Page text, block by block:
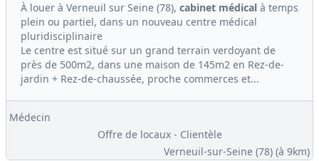
À louer à Verneuil sur Seine (78), cabinet médical à temps
plein ou partiel, dans un nouveau centre médical
pluridisciplinaire
Le centre est situé sur un grand terrain verdoyant de
près de 500m2, dans une maison de 145m2 en Rez-de-
jardin + Rez-de-chaussée, proche commerces et...
Médecin
Offre de locaux - Clientèle
Verneuil-sur-Seine (78) (à 9km)